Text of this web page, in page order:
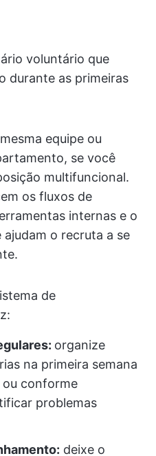
voluntário que
durante as primeiras
equipe ou
se você
multifuncional.
os fluxos de
internas e o
o recruta a se
de
organize
na primeira semana
ou conforme
problemas
deixe o